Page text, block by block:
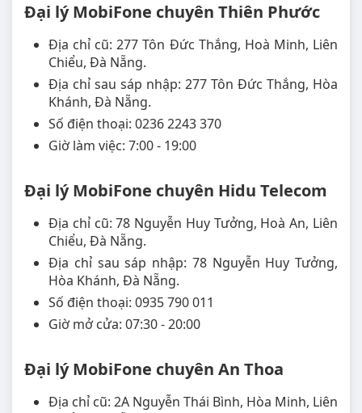
Đại lý MobiFone chuyên Thiên Phước
Địa chỉ cũ: 277 Tôn Đức Thắng, Hoà Minh, Liên
Chiểu, Đà Nẵng.
Địa chỉ sau sáp nhập: 277 Tôn Đức Thắng, Hòa
Khánh, Đà Nẵng.
Số điện thoại: 0236 2243 370
Giờ làm việc: 7:00 - 19:00
Đại lý MobiFone chuyên Hidu Telecom
Địa chỉ cũ: 78 Nguyễn Huy Tưởng, Hoà An, Liên
Chiểu, Đà Nẵng.
Địa chỉ sau sáp nhập: 78 Nguyễn Huy Tưởng,
Hòa Khánh, Đà Nẵng.
Số điện thoại: 0935 790 011
Giờ mở cửa: 07:30 - 20:00
Đại lý MobiFone chuyên An Thoa
Địa chỉ cũ: 2A Nguyễn Thái Bình, Hòa Minh, Liên